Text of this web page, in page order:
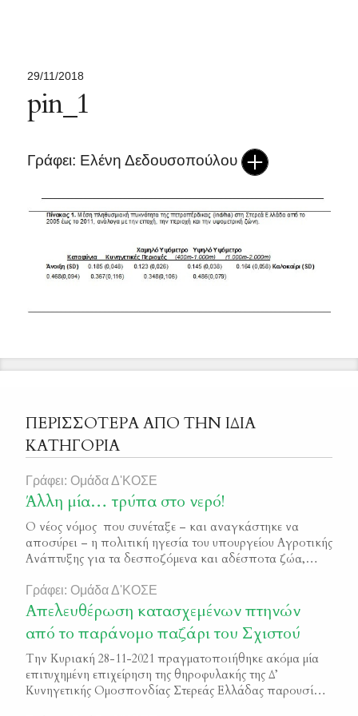
29/11/2018
pin_1
Γράφει: Ελένη Δεδουσοπούλου
ΠΕΡΙΣΣΟΤΕΡΑ ΑΠΟ ΤΗΝ ΙΔΙΑ
ΚΑΤΗΓΟΡΙΑ
Γράφει: Ομάδα Δ'ΚΟΣΕ
Άλλη μία… τρύπα στο νερό!
Ο νέος νόμος που συνέταξε – και αναγκάστηκε να
αποσύρει – η πολιτική ηγεσία του υπουργείου Αγροτικής
Ανάπτυξης για τα δεσποζόμενα και αδέσποτα ζώα,
αρχικό νομοσχέδιο αποτελούσε μία κόλαση ανεδαφικών
περιορισμών, τιμωριών, ποινικών διώξεων και
βαρύτατων χρηματικών προστίμων για τους εκατοντάδες
χιλιάδες κυνηγούς, ή όποιους άλλους πολίτες […]
Γράφει: Ομάδα Δ'ΚΟΣΕ
Απελευθέρωση κατασχεμένων πτηνών
από το παράνομο παζάρι του Σχιστού
Την Κυριακή 28-11-2021 πραγματοποιήθηκε ακόμα μία
επιτυχημένη επιχείρηση της θηροφυλακής της Δ’
Κυνηγετικής Ομοσπονδίας Στερεάς Ελλάδας παρουσία